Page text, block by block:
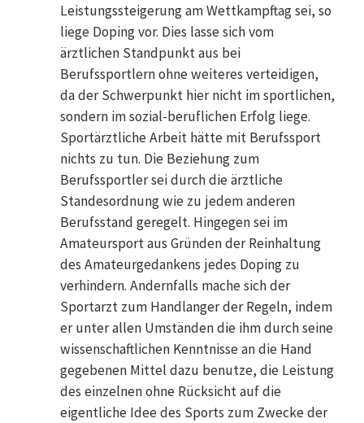
Leistungssteigerung am Wettkampftag sei, so
liege Doping vor. Dies lasse sich vom
ärztlichen Standpunkt aus bei
Berufssportlern ohne weiteres verteidigen,
da der Schwerpunkt hier nicht im sportlichen,
sondern im sozial-beruflichen Erfolg liege.
Sportärztliche Arbeit hätte mit Berufssport
nichts zu tun. Die Beziehung zum
Berufssportler sei durch die ärztliche
Standesordnung wie zu jedem anderen
Berufsstand geregelt. Hingegen sei im
Amateursport aus Gründen der Reinhaltung
des Amateurgedankens jedes Doping zu
verhindern. Andernfalls mache sich der
Sportarzt zum Handlanger der Regeln, indem
er unter allen Umständen die ihm durch seine
wissenschaftlichen Kenntnisse an die Hand
gegebenen Mittel dazu benutze, die Leistung
des einzelnen ohne Rücksicht auf die
eigentliche Idee des Sports zum Zwecke der